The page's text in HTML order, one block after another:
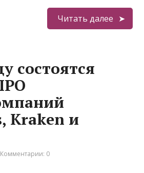
Читать далее
состоятся
Kraken и
Комментарии: 0